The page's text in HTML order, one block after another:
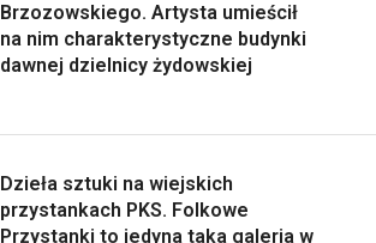
Brzozowskiego. Artysta umieścił
na nim charakterystyczne budynki
dawnej dzielnicy żydowskiej
Dzieła sztuki na wiejskich
przystankach PKS. Folkowe
Przystanki to jedyna taka galeria w